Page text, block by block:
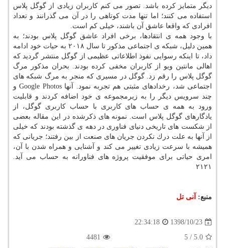
دیگر متمایز كرده باشد. تصور می كنم كاربران زیادی از گوگل پلاس
استفاده می كنند؛ اما تنها مدت كوتاهی را در آن می گذرانند و تعداد
افرادی كه واقعا عاشق آن باشند، خیلی كم است.
با وجود همه ی انتقادها، برخی افراد عاشق گوگل پلاس بودند؛ به
همین دلیل، شبكه ی اجتماعی مذكور تا سال ۲۰۱۸ به حیات خود ادامه
داد، تا اینكه رسوایی نفوذ اطلاعاتی عظیمی از گوگل منتشر گردید كه
اهالی مانتین ویو از كاربران مخفی كرده بودند. بحران مذكور مرگ
گوگل پلاس را رقم زد. گوگل در مسیری كه منجر به مرگ شبكه های
اجتماعی شد، رخدادهای مثبتی هم تجربه نمود. آنها Google Photos و
چند سرویس دیگر را به زیرمجموعه ی خود اضافه كردند و قابلیت
ورود به همه ی حساب های كاربری با حساب كاربری گوگل، از
یادگارهای گوگل پلاس است. نمونه های ذكرشده در این مقاله بعضی
از شكست های تاریخی دنیای فناوری در دهه ی گذشته بودند كه خیلی
از آنها به علت درك نكردن جریان های صنعت از بین رفتند؛ جریانی كه
همیشه با سرعت زیادی تغییر می كند و آشنایی و همراه شدن با آن،
امری حیاتی برای موفقیت پروژه های فناورانه به حساب می آید.
۲۱۲۱
منبع: آنی تل
1398/10/23
22:34:18
5.0
/
5
4481